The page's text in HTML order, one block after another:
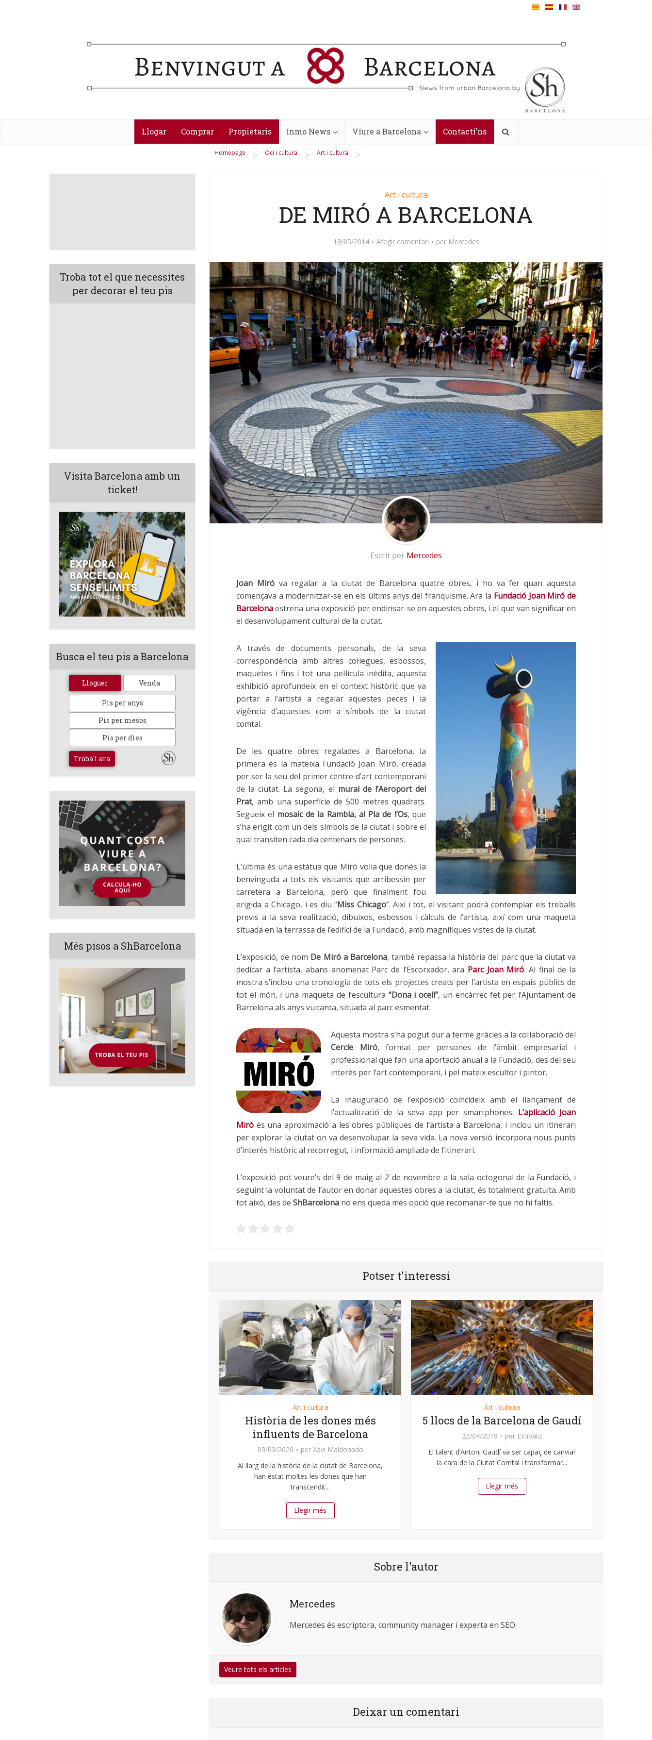
Llogar Comprar Propietaris Inmo News Viure a Barcelona Contacti’ns
Homepage > Oci i cultura > Art i cultura >
Troba tot el que necessites
per decorar el teu pis
Visita Barcelona amb un
ticket!
Busca el teu pis a Barcelona
Lloguer Venda
Pis per anys
Pis per mesos
Pis per dies
Troba'l ara
Més pisos a ShBarcelona
Art i cultura
DE MIRÓ A BARCELONA
13/05/2014 Afegir comentari per Mercedes
Escrit per Mercedes
Joan Miróva regalar a la ciutat de Barcelona quatre obres, i ho va fer quan aquesta
començava a modernitzar-se en els últims anys del franquisme. Ara la Fundació Joan Miró de
Barcelonaestrena una exposició per endinsar-se en aquestes obres, i el que van significar en
el desenvolupament cultural de la ciutat.
A través de documents personals, de la seva
correspondència amb altres col·legues, esbossos,
maquetes i fins i tot una pel·lícula inèdita, aquesta
exhibició aprofundeix en el context històric que va
portar a l’artista a regalar aquestes peces i la
vigència d’aquestes com a símbols de la ciutat
comtal.
De les quatre obres regalades a Barcelona, la
primera és la mateixa Fundació Joan Miró, creada
per ser la seu del primer centre d’art contemporani
de la ciutat. La segona, el mural de l’Aeroport del
Prat, amb una superfície de 500 metres quadrats.
Segueix el mosaic de la Rambla, al Pla de l’Os, que
s’ha erigit com un dels símbols de la ciutat i sobre el
qual transiten cada dia centenars de persones.
L’última és una estàtua que Miró volia que donés la
benvinguda a tots els visitants que arribessin per
carretera a Barcelona, però que finalment fou
erigida a Chicago, i es diu “Miss Chicago”. Així i tot, el visitant podrà contemplar els treballs
previs a la seva realització, dibuixos, esbossos i càlculs de l’artista, així com una maqueta
situada en la terrassa de l’edifici de la Fundació, amb magnífiques vistes de la ciutat.
L’exposició, de nom De Miró a Barcelona, també repassa la història del parc que la ciutat va
dedicar a l’artista, abans anomenat Parc de l’Escorxador, ara Parc Joan Miró. Al final de la
mostra s’inclou una cronologia de tots els projectes creats per l’artista en espais públics de
tot el món, i una maqueta de l’escultura “Dona i ocell”, un encàrrec fet per l’Ajuntament de
Barcelona als anys vuitanta, situada al parc esmentat.
Aquesta mostra s’ha pogut dur a terme gràcies a la col·laboració del
Cercle Miró, format per persones de l’àmbit empresarial i
professional que fan una aportació anual a la Fundació, des del seu
interès per l’art contemporani, i pel mateix escultor i pintor.
La inauguració de l’exposició coincideix amb el llançament de
l’actualització de la seva app per smartphones. L’aplicació Joan
Miró és una aproximació a les obres públiques de l’artista a Barcelona, i inclou un itinerari
per explorar la ciutat on va desenvolupar la seva vida. La nova versió incorpora nous punts
d’interès històric al recorregut, i informació ampliada de l’itinerari.
L’exposició pot veure’s del 9 de maig al 2 de novembre a la sala octogonal de la Fundació, i
seguint la voluntat de l’autor en donar aquestes obres a la ciutat, és totalment gratuïta. Amb
tot això, des de ShBarcelona no ens queda més opció que recomanar-te que no hi faltis.
Potser t'interessi
Art i cultura
Història de les dones més
influents de Barcelona
03/03/2020 per Xavi Maldonado
Al llarg de la història de la ciutat de Barcelona,
han estat moltes les dones que han
transcendit...
Llegir més
Art i cultura
5 llocs de la Barcelona de Gaudí
22/04/2019 per Estibaliz
El talent d’Antoni Gaudí va ser capaç de canviar
la cara de la Ciutat Comtal i transformar...
Llegir més
Sobre l'autor
Mercedes
Mercedes és escriptora, community manager i experta en SEO.
Veure tots els artícles
Deixar un comentari